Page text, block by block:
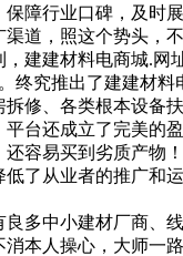
障行业口碑，及时
道，照这个势头，
建材料电商城.网
终究推出了建建材料
、各类根本设备扶
台还成立了完美的
容易买到劣质产物！
从业者的推广和运
中小建材厂商、线
本人操心，大师一